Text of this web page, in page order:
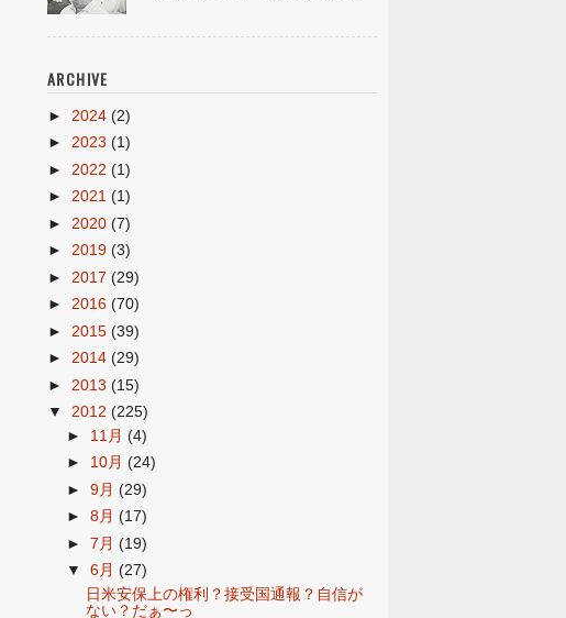
ARCHIVE
► 2024 (2)
► 2023 (1)
► 2022 (1)
► 2021 (1)
► 2020 (7)
► 2019 (3)
► 2017 (29)
► 2016 (70)
► 2015 (39)
► 2014 (29)
► 2013 (15)
▼
2012 (225)
► 11月 (4)
► 10月 (24)
► 9月 (29)
► 8月 (17)
► 7月 (19)
▼
6月 (27)
日米安保上の権利？接受国通報？自信が
ない？だぁ〜っ